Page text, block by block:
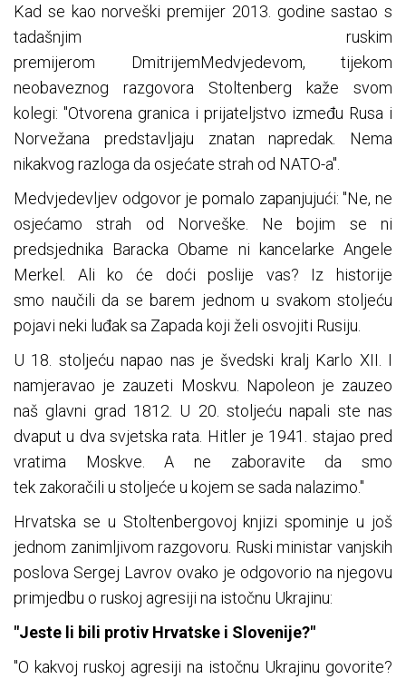
Kad se kao norveški premijer 2013. godine sastao s
tadašnjim ruskim
premijerom DmitrijemMedvjedevom, tijekom
neobaveznog razgovora Stoltenberg kaže svom
kolegi: "Otvorena granica i prijateljstvo između Rusa i
Norvežana predstavljaju znatan napredak. Nema
nikakvog razloga da osjećate strah od NATO-a".
Medvjedevljev odgovor je pomalo zapanjujući: "Ne, ne
osjećamo strah od Norveške. Ne bojim se ni
predsjednika Baracka Obame ni kancelarke Angele
Merkel. Ali ko će doći poslije vas? Iz historije
smo naučili da se barem jednom u svakom stoljeću
pojavi neki luđak sa Zapada koji želi osvojiti Rusiju.
U 18. stoljeću napao nas je švedski kralj Karlo XII. I
namjeravao je zauzeti Moskvu. Napoleon je zauzeo
naš glavni grad 1812. U 20. stoljeću napali ste nas
dvaput u dva svjetska rata. Hitler je 1941. stajao pred
vratima Moskve. A ne zaboravite da smo
tek zakoračili u stoljeće u kojem se sada nalazimo."
Hrvatska se u Stoltenbergovoj knjizi spominje u još
jednom zanimljivom razgovoru. Ruski ministar vanjskih
poslova Sergej Lavrov ovako je odgovorio na njegovu
primjedbu o ruskoj agresiji na istočnu Ukrajinu:
"Jeste li bili protiv Hrvatske i Slovenije?"
"O kakvoj ruskoj agresiji na istočnu Ukrajinu govorite?